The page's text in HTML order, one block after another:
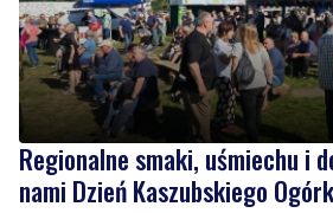
Regionalne smaki, uśmiechu i
nami Dzień Kaszubskiego